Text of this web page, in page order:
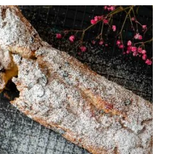
12
12
55 Min